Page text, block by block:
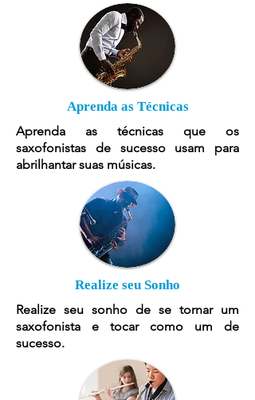
Aprenda as Técnicas
Aprenda as técnicas que os
saxofonistas de sucesso usam para
abrilhantar suas músicas.
Realize seu Sonho
Realize seu sonho de se tornar um
saxofonista e tocar como um de
sucesso.